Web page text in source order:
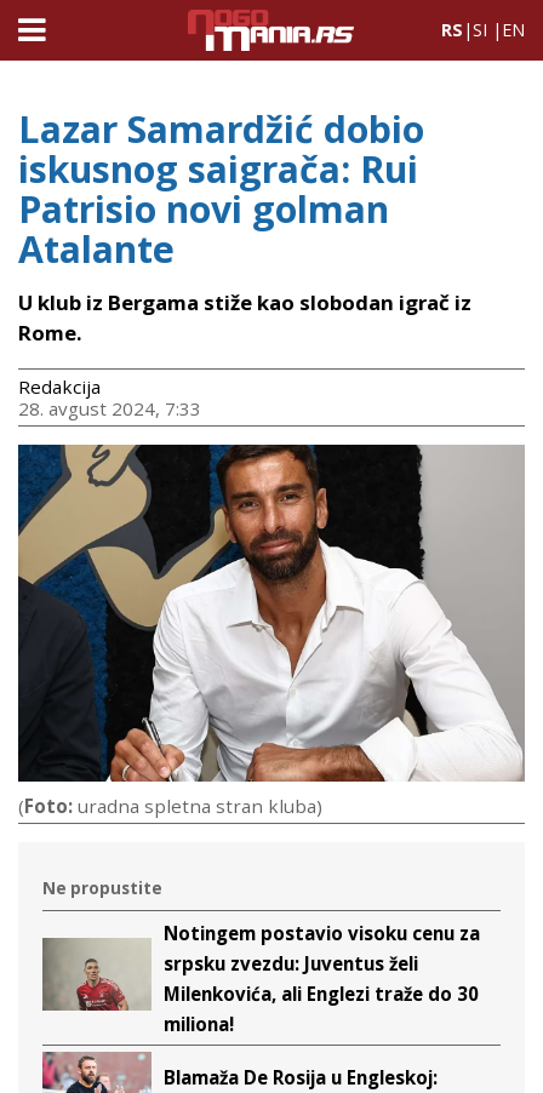
RS |SI | EN
Lazar Samardžić dobio
iskusnog saigrača: Rui
Patrisio novi golman
Atalante
U klub iz Bergama stiže kao slobodan igrač iz
Rome.
Redakcija
28. avgust 2024, 7:33
(Foto: uradna spletna stran kluba)
Ne propustite
Notingem postavio visoku cenu za
srpsku zvezdu: Juventus želi
Milenkovića, ali Englezi traže do 30
miliona!
Blamaža De Rosija u Engleskoj: